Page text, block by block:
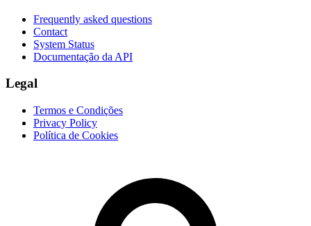
Frequently asked questions
Contact
System Status
Documentação da API
Legal
Termos e Condições
Privacy Policy
Política de Cookies